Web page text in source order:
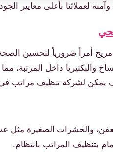
لعملائنا بأعلى معايير
مريح أمراً ضرورياً لتحسين
والبكتيريا داخل
يمكن لشركة تنظيف مراتب
والحشرات الصغيرة
بتنظيف المراتب بانتظام.